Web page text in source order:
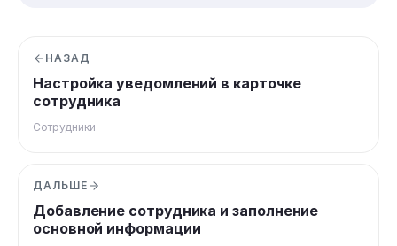
НАЗАД
Настройка уведомлений в карточке
сотрудника
Сотрудники
ДАЛЬШЕ
Добавление сотрудника и заполнение
основной информации